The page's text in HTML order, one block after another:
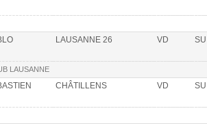
LAUSANNE 26 VD
LAUSANNE
CHÂTILLENS VD